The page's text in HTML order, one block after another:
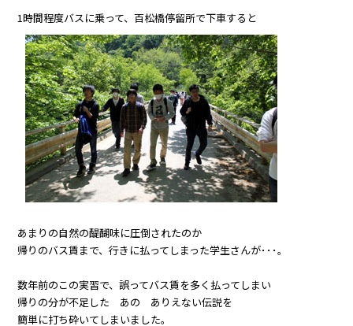
1時間程度バスに乗って、百松橋停留所で下車すると
あまりの自然の醍醐味に圧倒されたのか
帰りのバス賃まで、行きに払ってしまった学生さんが･･･。
数年前のこの実習で、誤ってバス賃を多く払ってしまい
帰りの分が不足した あの ありえない伝説を
簡単に打ち砕いてしまいました。